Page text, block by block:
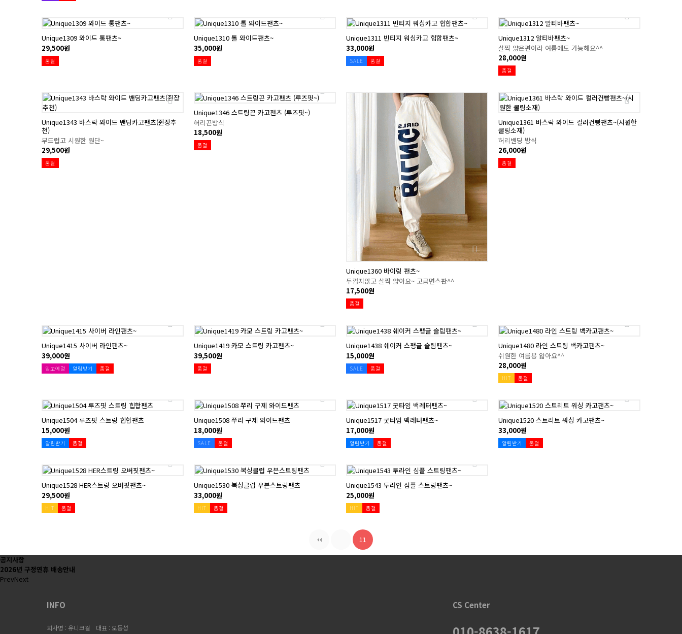
Unique1309 와이드 통팬츠~
29,500원
품절
Unique1310 톨 와이드팬츠~
35,000원
품절
Unique1311 빈티지 워싱카고 힙합팬츠~
33,000원
SALE 품절
Unique1312 알티바팬츠~
살짝 얇은편이라 여름에도 가능해요^^
28,000원
품절
Unique1343 바스락 와이드 밴딩카고팬츠(쥔장추
천)
부드럽고 시원한 원단~
29,500원
품절
Unique1346 스트링끈 카고팬츠 (루즈핏~)
허리끈방식
18,500원
품절
Unique1360 바이링 팬츠~
두껍지않고 살짝 얇아요~ 고급면스판^^
17,500원
품절
Unique1361 바스락 와이드 컬러건빵팬츠~(시원한
쿨링소재)
허리밴딩 방식
26,000원
품절
Unique1415 사이버 라인팬츠~
39,000원
입고예정 알림받기 품절
Unique1419 카모 스트링 카고팬츠~
39,500원
품절
Unique1438 쉐이커 스팽글 슬림팬츠~
15,000원
SALE 품절
Unique1480 라인 스트링 백카고팬츠~
쉬원한 여름용 얇아요^^
28,000원
HIT 품절
Unique1504 루즈핏 스트링 힙합팬츠
15,000원
알림받기 품절
Unique1508 쭈리 구제 와이드팬츠
18,000원
SALE 품절
Unique1517 굿타임 백레터팬츠~
17,000원
알림받기 품절
Unique1520 스트리트 워싱 카고팬츠~
33,000원
알림받기 품절
Unique1528 HER스트링 오버핏팬츠~
29,500원
HIT 품절
Unique1530 복싱클럽 우븐스트링팬츠
33,000원
HIT 품절
Unique1543 투라인 심플 스트링팬츠~
25,000원
HIT 품절
11
공지사항
2026년 구정연휴 배송안내
PrevNext
INFO
회사명 : 유니크걸
대표 : 오동성
CS Center